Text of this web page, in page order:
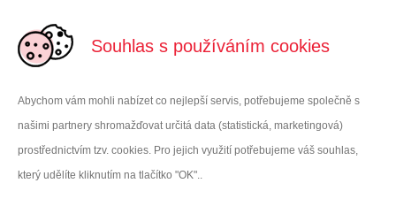
Souhlas s používáním cookies
Abychom vám mohli nabízet co nejlepší servis, potřebujeme společně s
našimi partnery shromažďovat určitá data (statistická, marketingová)
prostřednictvím tzv. cookies. Pro jejich využití potřebujeme váš souhlas,
který udělíte kliknutím na tlačítko "OK"..